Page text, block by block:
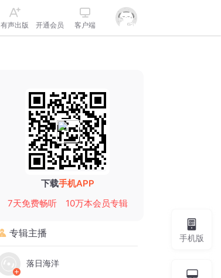
有声出版 开通会员 客户端
下载手机APP
7天免费畅听
10万本会员专辑
专辑主播
落日海洋
手机版